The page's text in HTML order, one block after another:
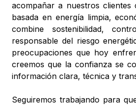
acompañar a nuestros
basada en energía limpia,
combine sostenibilidad,
responsable del riesgo
preocupaciones que hoy
creemos que la confianza se
información clara, técnica y
Seguiremos trabajando para